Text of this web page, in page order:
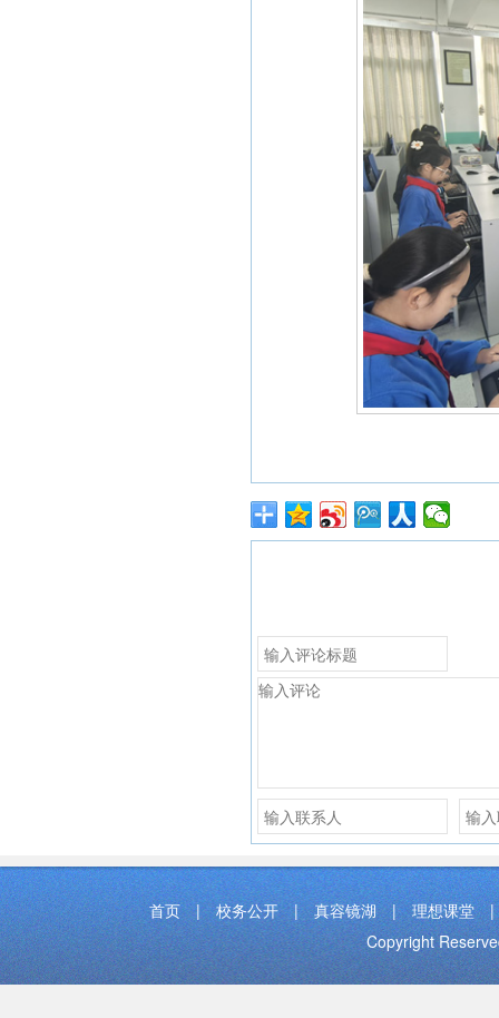
首页 | 校务公开 | 真容镜湖 | 理想课堂 |
Copyright